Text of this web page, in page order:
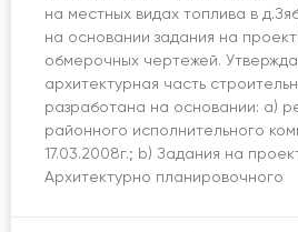
на местных видах топлива в
на основании задания на
обмерочных чертежей.
архитектурная часть
разработана на основании: a)
районного исполнительного
17.03.2008г.; b) Задания на
Архитектурно планировочного